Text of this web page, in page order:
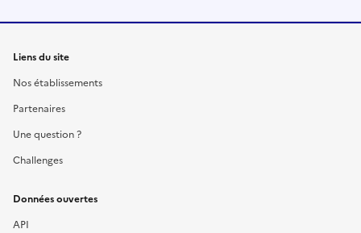
Liens du site
Nos établissements
Partenaires
Une question ?
Challenges
Données ouvertes
API